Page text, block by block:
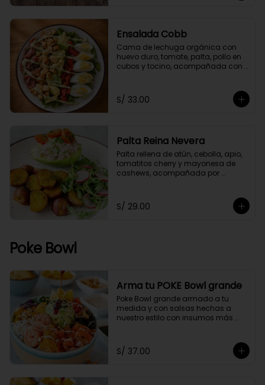
Ensalada Cobb
Cama de lechuga orgánica con
huevo duro, tomate, palta, pollo en
cubos y tocino, acompañada con
S/ 33.00
Palta Reina Nevera
Palta rellena de atún, cebolla, apio,
tomatitos cherry y mayonesa de
cashews, acompañada por
arúgula.
S/ 29.00
Poke Bowl
Arma tu POKE Bowl grande
Poke Bowl grande armado a tu
medida y con salsas hechas a
nuestro estilo con insumos más
S/ 37.00